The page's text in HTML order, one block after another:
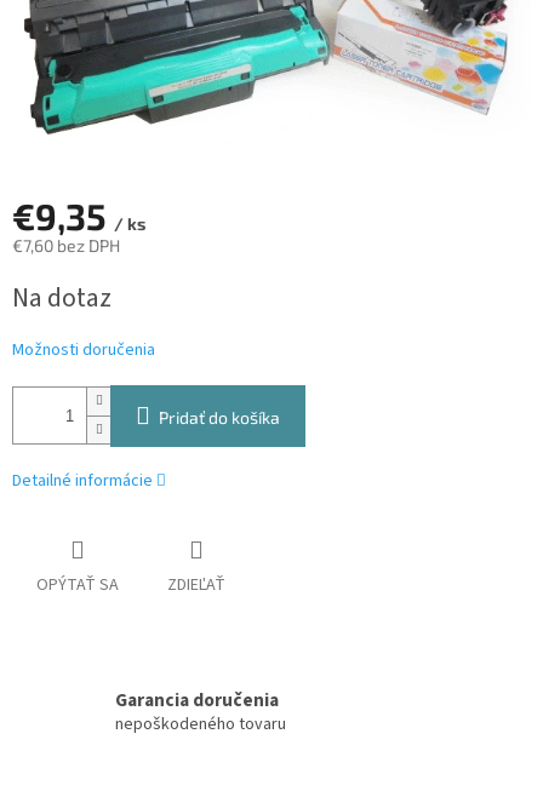
€9,35 / ks
€7,60 bez DPH
cena:
Na dotaz
Možnosti doručenia
Pridať do košíka
Detailné informácie
OPÝTAŤ SA ZDIEĽAŤ
Garancia doručenia
nepoškodeného tovaru